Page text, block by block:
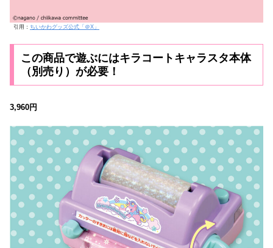
引用： ちいかわグッズ公式「＠X」
この商品で遊ぶにはキラコートキャラスタ本体
（別売り）が必要！
3,960円